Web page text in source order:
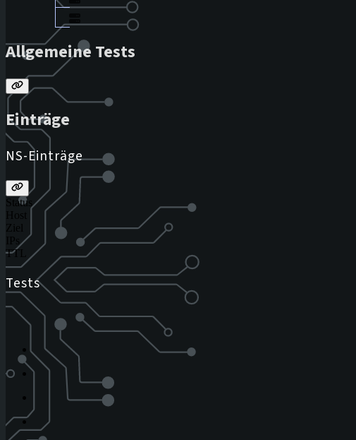
Allgemeine Tests
Einträge
NS-Einträge
Status
Host
Ziel
IPs
TTL
Tests